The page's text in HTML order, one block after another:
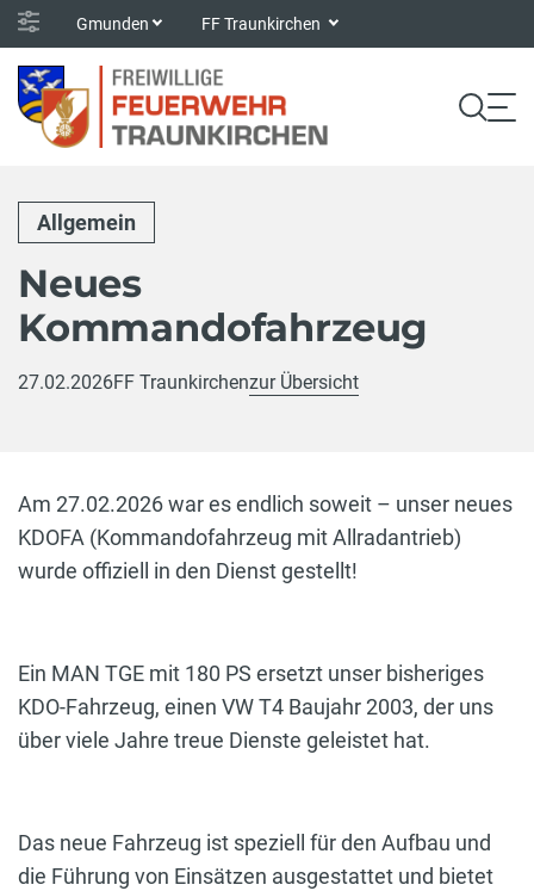
Gmunden FF Traunkirchen
Allgemein
Neues
Kommandofahrzeug
27.02.2026FF Traunkirchenzur Übersicht
Am 27.02.2026 war es endlich soweit – unser neues
KDOFA (Kommandofahrzeug mit Allradantrieb)
wurde offiziell in den Dienst gestellt!
Ein MAN TGE mit 180 PS ersetzt unser bisheriges
KDO-Fahrzeug, einen VW T4 Baujahr 2003, der uns
über viele Jahre treue Dienste geleistet hat.
Das neue Fahrzeug ist speziell für den Aufbau und
die Führung von Einsätzen ausgestattet und bietet